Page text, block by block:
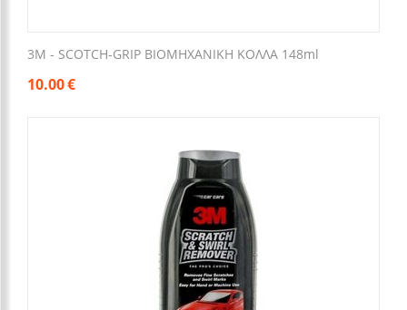
3M - SCOTCH-GRIP ΒΙΟΜΗΧΑΝΙΚΗ ΚΟΛΛΑ 148ml
10.00€